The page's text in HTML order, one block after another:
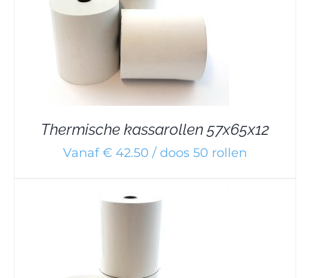
Thermische kassarollen 57x65x12
Vanaf € 42.50 / doos 50 rollen